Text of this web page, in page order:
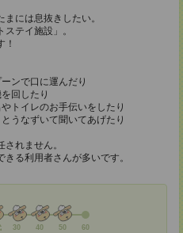
には息抜きしたい。
テイ施設」。
！
ンで口に運んだり
回したり
トイレのお手伝いをしたり
うなずいて聞いてあげたり
れません。
る利用者さんが多いです。
30 40 50 60